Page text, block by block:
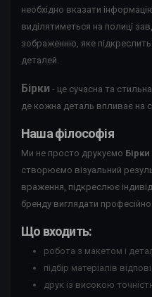
необхідно вказати
виділятиметься на полиці
зображенню, яке
деталей.
Бірки - це сучасна та стильна
де кожна деталь впливає на
Наша філософія
Ми не просто друкуємо
створюємо візуальний
враження, підкреслює
бренду виглядати професійно.
Що входить:
робота з макетом і
підбір матеріалів
друк із високою